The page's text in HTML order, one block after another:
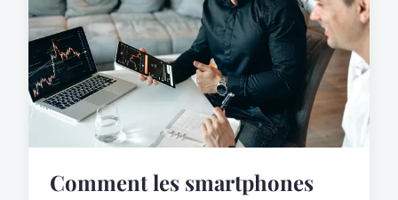
Comment les smartphones